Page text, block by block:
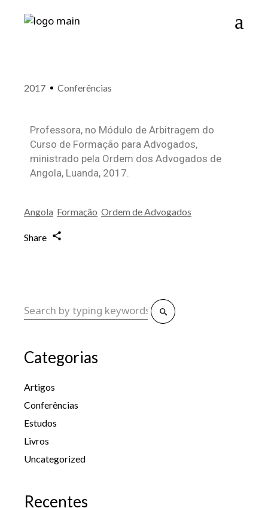
2017 Conferências
Professora, no Módulo de Arbitragem do
Curso de Formação para Advogados,
ministrado pela Ordem dos Advogados de
Angola, Luanda, 2017.
Angola Formação Ordem de Advogados
Share
Categorias
Artigos
Conferências
Estudos
Livros
Uncategorized
Recentes